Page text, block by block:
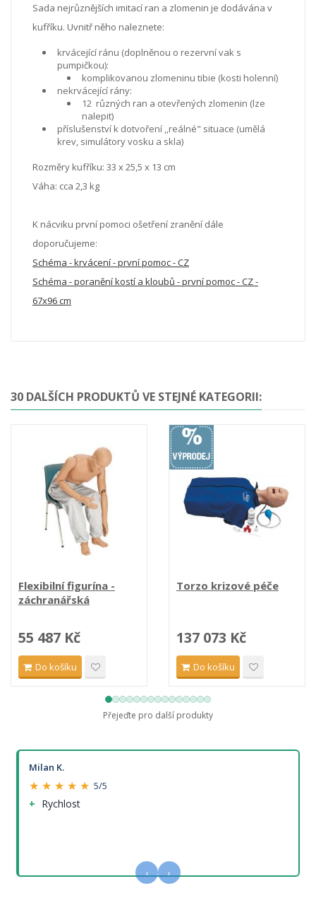
Sada nejrůznějších imitací ran a zlomenin je dodávána v
kufříku. Uvnitř něho naleznete:
krvácející ránu (doplněnou o rezervní vak s
pumpičkou):
komplikovanou zlomeninu tibie (kosti holenní)
nekrvácející rány:
12 různých ran a otevřených zlomenin (lze
nalepit)
příslušenství k dotvoření ,,reálné" situace (umělá
krev, simulátory vosku a skla)
Rozměry kufříku: 33 x 25,5 x 13 cm
Váha: cca 2,3 kg
K nácviku první pomoci ošetření zranění dále
doporučujeme:
Schéma - krvácení - první pomoc - CZ
Schéma - poranění kostí a kloubů - první pomoc - CZ -
67x96 cm
30 DALŠÍCH PRODUKTŮ VE STEJNÉ KATEGORII:
Flexibilní figurína -
záchranářská
55 487 Kč
Do košíku
Torzo krizové péče
137 073 Kč
Do košíku
Přejeďte pro další produkty
Milan K.
★ ★ ★ ★ ★ 5/5
Rychlost
‹ ›